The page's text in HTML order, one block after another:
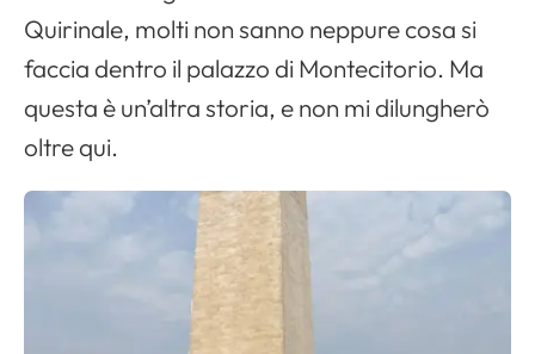
Quirinale, molti non sanno neppure cosa si
faccia dentro il palazzo di Montecitorio. Ma
questa è un’altra storia, e non mi dilungherò
oltre qui.